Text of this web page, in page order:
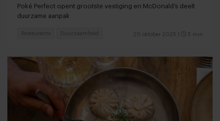
Poké Perfect opent grootste vestiging en McDonald’s deelt
duurzame aanpak
20 oktober 2025 5 min
Restaurants Duurzaamheid